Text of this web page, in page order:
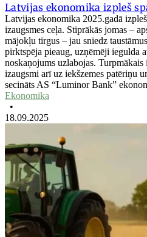
Latvijas ekonomika izpleš
Latvijas ekonomika 2025.gadā
izaugsmes ceļa. Stiprākās jomas –
mājokļu tirgus – jau sniedz
pirktspēja pieaug, uzņēmēji iegulda
noskaņojums uzlabojas. Turpmākais
izaugsmi arī uz iekšzemes patēriņu
secināts AS “Luminor Bank”
Ekonomika
•
18.09.2025